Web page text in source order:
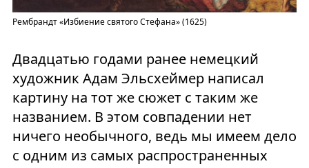
Рембрандт «Избиение святого Стефана» (1625)
Двадцатью годами ранее немецкий
художник Адам Эльсхеймер написал
картину на тот же сюжет с таким же
названием. В этом совпадении нет
ничего необычного, ведь мы имеем дело
с одним из самых распространенных